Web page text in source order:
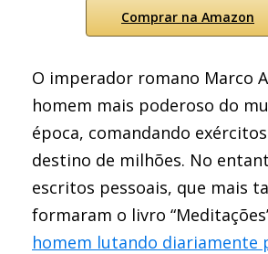
Comprar na Amazon
O imperador romano Marco
homem mais poderoso do
época, comandando
destino de milhões. No
escritos pessoais, que mais
formaram o livro
homem lutando diariamente